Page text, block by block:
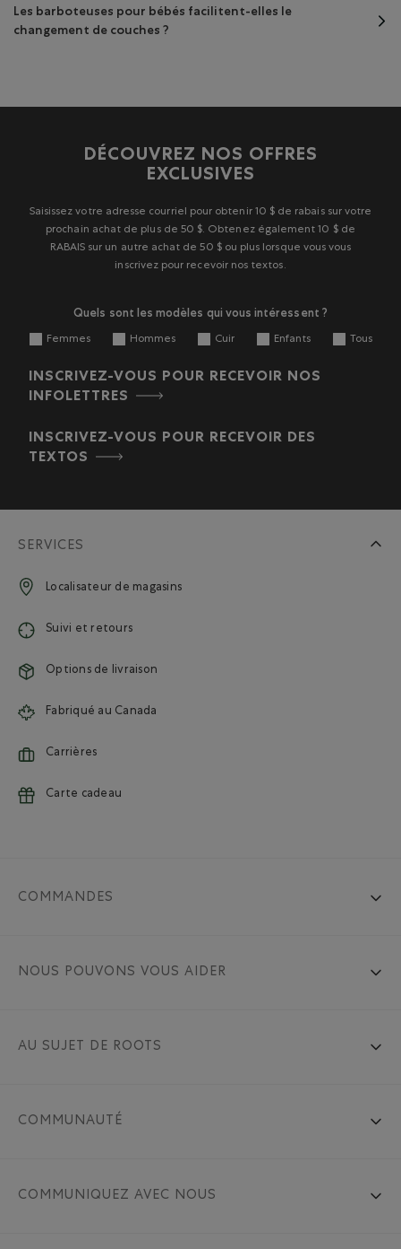
Les barboteuses pour bébés facilitent-elles le
changement de couches ?
DÉCOUVREZ NOS OFFRES
EXCLUSIVES
Saisissez votre adresse courriel pour obtenir 10 $ de rabais sur votre
prochain achat de plus de 50 $. Obtenez également 10 $ de
RABAIS sur un autre achat de 50 $ ou plus lorsque vous vous
inscrivez pour recevoir nos textos.
Quels sont les modèles qui vous intéressent ?
Femmes Hommes Cuir Enfants Tous
INSCRIVEZ-VOUS POUR RECEVOIR NOS
INFOLETTRES
INSCRIVEZ-VOUS POUR RECEVOIR DES
TEXTOS
SERVICES
Localisateur de magasins
Suivi et retours
Options de livraison
Fabriqué au Canada
Carrières
Carte cadeau
COMMANDES
NOUS POUVONS VOUS AIDER
AU SUJET DE ROOTS
COMMUNAUTÉ
COMMUNIQUEZ AVEC NOUS